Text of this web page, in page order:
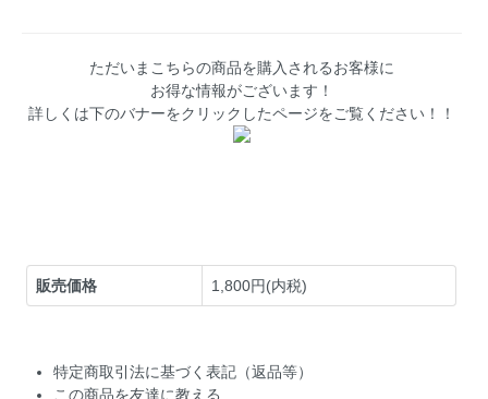
ただいまこちらの商品を購入されるお客様に
お得な情報がございます！
詳しくは下のバナーをクリックしたページをご覧ください！！
販売価格 1,800円(内税)
特定商取引法に基づく表記（返品等）
この商品を友達に教える